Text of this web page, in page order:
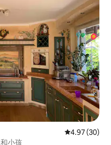
平均评分
4.97 (30)
小孩